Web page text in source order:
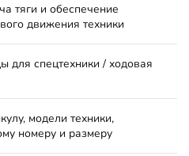
тяги и обеспечение
движения техники
для спецтехники / ходовая
модели техники,
номеру и размеру